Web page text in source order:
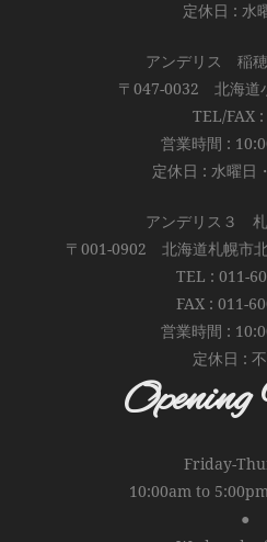
定休日 : 水
アンデリス 稲
〒047-0032 北海道
TEL/FAX :
営業時間 :
定休日 : 水曜日
アンデリス３
〒001-0902 北海道札幌市
TEL : 011-
FAX : 011-
営業時間 :
定休日 :
Friday-
10:00am to
●